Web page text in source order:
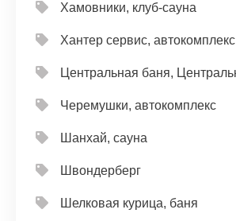
Хамовники, клуб-сауна
Хантер сервис, автокомплекс
Центральная баня,
Черемушки, автокомплекс
Шанхай, сауна
Швондерберг
Шелковая курица, баня